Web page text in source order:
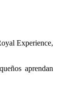
Experience,
aprendan